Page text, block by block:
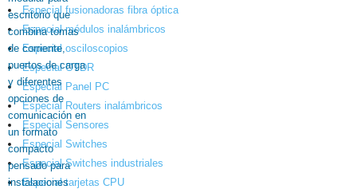
Especial fusionadoras fibra óptica
Especial módulos inalámbricos
Especial osciloscopios
Especial OTDR
Especial Panel PC
Especial Routers inalámbricos
Especial Sensores
Especial Switches
Especial Switches industriales
Especial tarjetas CPU